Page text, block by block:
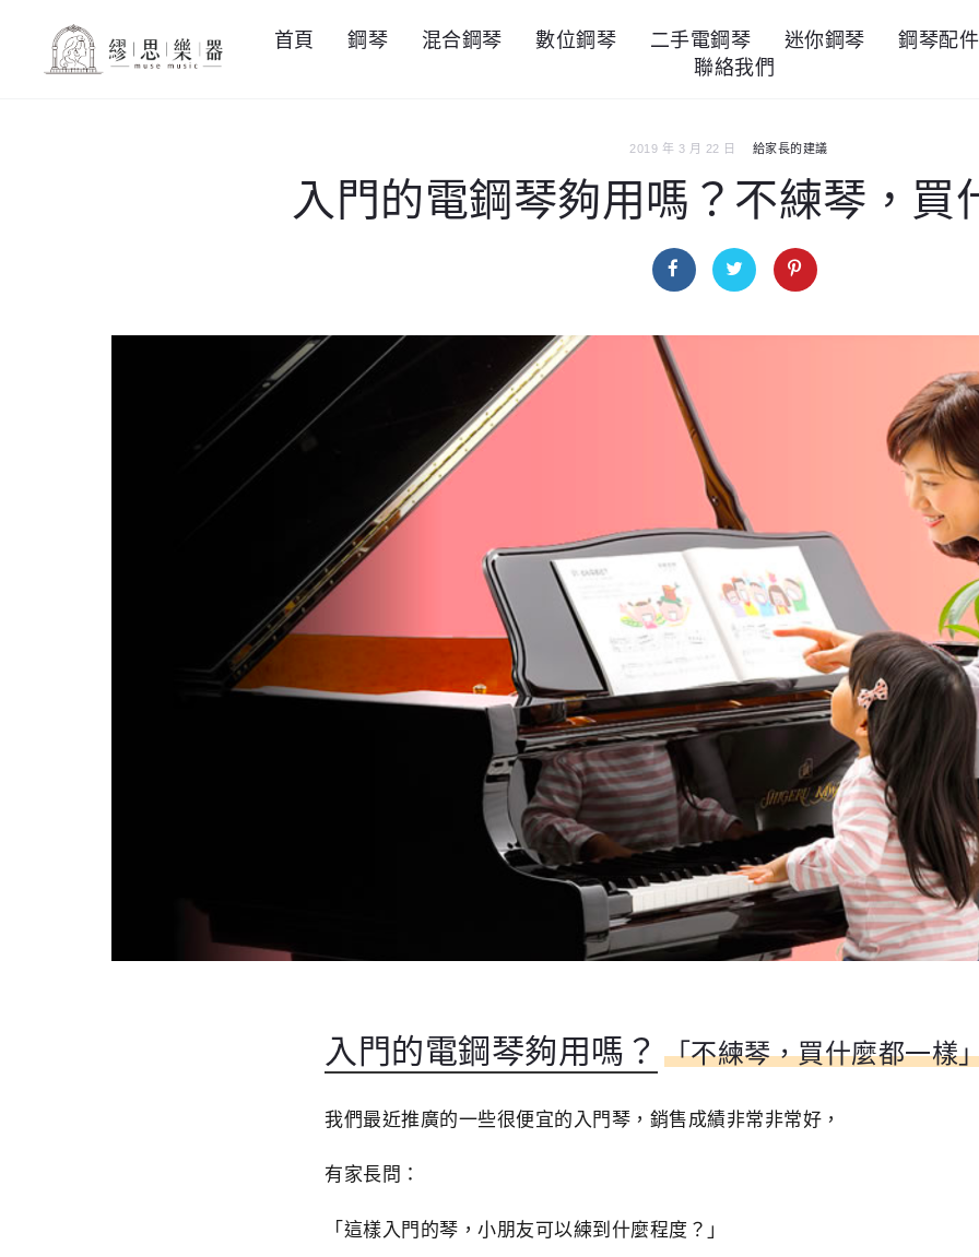
首頁 鋼琴 混合鋼琴 數位鋼琴 二手電鋼琴 迷你鋼琴 鋼琴配件
聯絡我們
2019 年 3 月 22 日 給家長的建議
入門的電鋼琴夠用嗎？不練琴，買
入門的電鋼琴夠用嗎？ 「不練琴，買什麼都一樣」
我們最近推廣的一些很便宜的入門琴，銷售成績非常非常好，
有家長問：
「這樣入門的琴，小朋友可以練到什麼程度？」